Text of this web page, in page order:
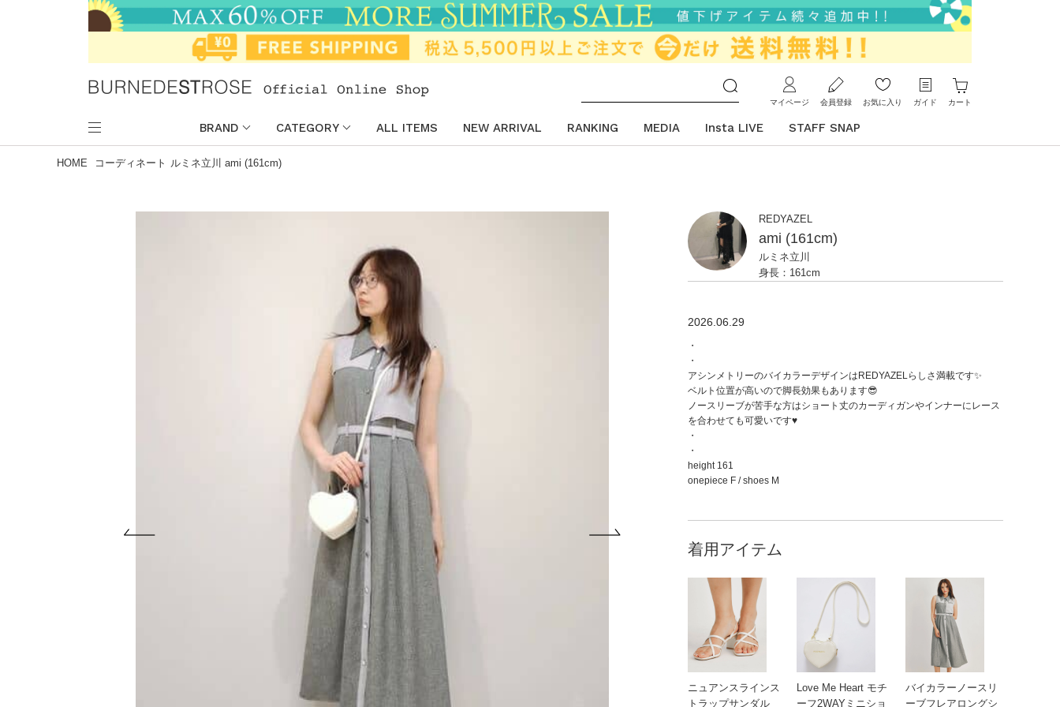
マイページ 会員登録 お気に入り ガイド カート
BRAND CATEGORY ALL ITEMS NEW ARRIVAL RANKING MEDIA Insta LIVE STAFF SNAP
HOME コーディネート ルミネ立川 ami (161cm)
2026.06.29
REDYAZEL
ルミネ立川
ami (161cm)
身長：161cm
・
・
アシンメトリーのバイカラーデザインはREDYAZELらしさ満載です✨
ベルト位置が高いので脚長効果もあります😎
ノースリーブが苦手な方はショート丈のカーディガンやインナーにレース
を合わせても可愛いです♥️
・
・
height 161
onepiece F / shoes M
着用アイテム
ニュアンスラインス
トラップサンダル
Love Me Heart モチ
ーフ2WAYミニショ
バイカラーノースリ
ーブフレアロングシ